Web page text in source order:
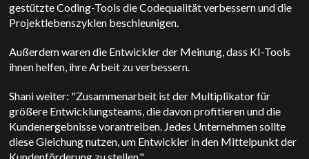
gestützte Coding-Tools die Codequalität verbessern und die
Projektlebenszyklen beschleunigen.
Außerdem waren die Entwickler der Meinung, dass KI-Tools
ihnen helfen, ihre Arbeit zu verbessern.
Shani weiter: "Zusammenarbeit ist der Multiplikator für
größere Entwicklungsteams, die davon profitieren und die
Kundenergebnisse vorantreiben. Jedes Unternehmen sollte
diese Gleichung nutzen, um Entwickler in den Mittelpunkt der